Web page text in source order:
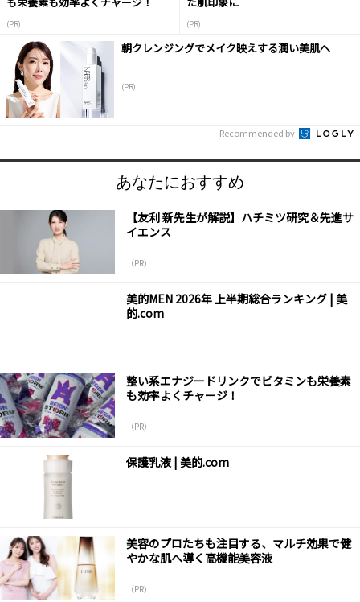
(PR) (PR)
朝クレンジングでメイク映えする潤い美肌へ
(PR)
Recommended by
あなたにおすすめ
【友利 新先生が解説】ハチミツ研究＆先進サ
イエンス
（PR）
美的MEN 2026年 上半期総合ランキング | 美
的.com
整い系エナジードリンクでビタミンも栄養素
も効率よくチャージ！
（PR）
保護乳液 | 美的.com
美容のプロたちも注目する、マルチ効果で健
やかな肌へ導く高機能美容液
（PR）